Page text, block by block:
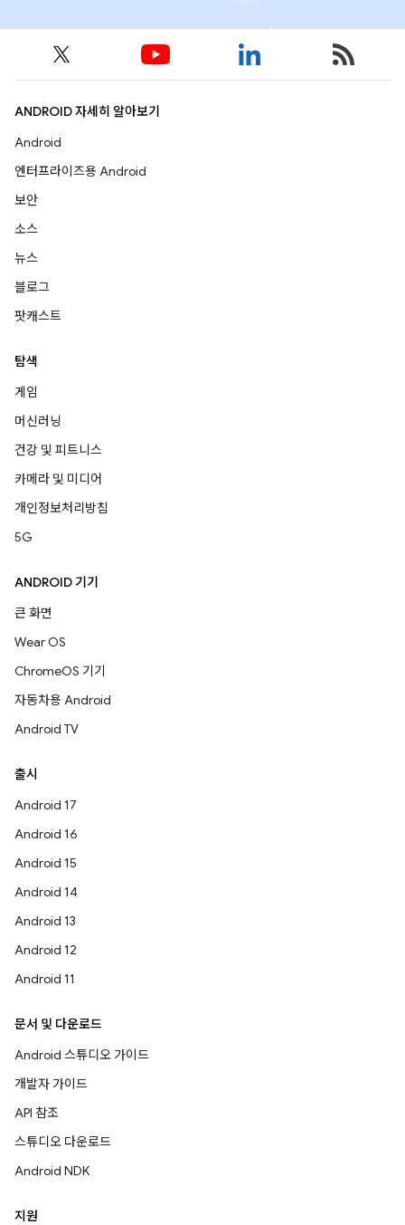
ANDROID 자세히 알아보기
Android
엔터프라이즈용 Android
보안
소스
뉴스
블로그
팟캐스트
탐색
게임
머신러닝
건강 및 피트니스
카메라 및 미디어
개인정보처리방침
5G
ANDROID 기기
큰 화면
Wear OS
ChromeOS 기기
자동차용 Android
Android TV
출시
Android 17
Android 16
Android 15
Android 14
Android 13
Android 12
Android 11
문서 및 다운로드
Android 스튜디오 가이드
개발자 가이드
API 참조
스튜디오 다운로드
Android NDK
지원